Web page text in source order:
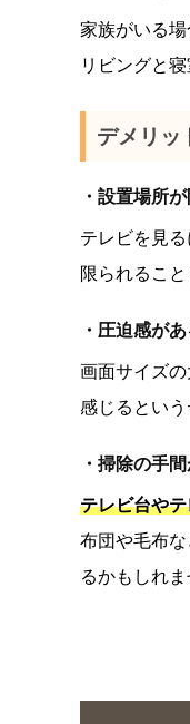
家族がいる
リビングと
デメリッ
・設置場所
テレビを見
限られるこ
・圧迫感があ
画面サイズ
感じるという
・掃除の手
テレビ台や
布団や毛布
るかもしれま